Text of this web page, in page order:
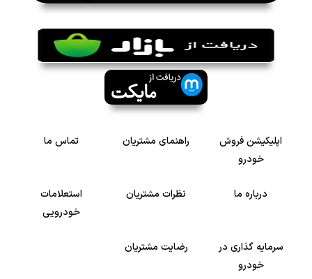
اپلیکیشن فروش
خودرو
راهنمای مشتریان تماس ما
درباره ما نظرات مشتریان
استعلامات
خودرویی
سرمایه گذاری در
خودرو
رضایت مشتریان